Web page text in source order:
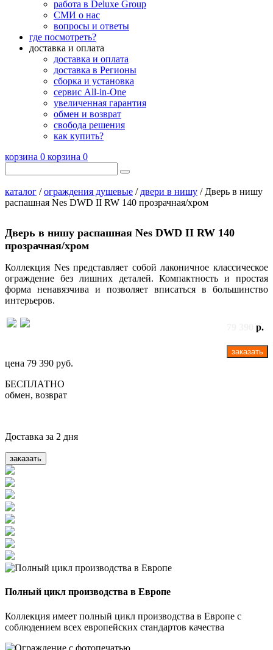
работа в Deluxe Group
СМИ о нас
вопросы и ответы
где посмотреть?
доставка и оплата
доставка и оплата
доставка в Регионы
сборка и установка
сервис All-in-One
увеличенная гарантия
обмен и возврат
свобода решения
как купить?
корзина 0 корзина 0
каталог /ограждения душевые / двери в нишу / Дверь в нишу
распашная Nes DWD II RW 140 прозрачная/хром
Дверь в нишу распашная Nes DWD II RW 140
прозрачная/хром
Коллекция Nes представляет собой лаконичное классическое
ограждение без лишних деталей. Компактность и простая
форма ненавязчива и позволяет вписаться в большинство
интерьеров.
р.
заказать
цена 79 390 руб.
БЕСПЛАТНО
обмен, возврат
Доставка за 2 дня
заказать
Полный цикл производства в Европе
Коллекция имеет полный цикл производства в Европе с
соблюдением всех европейских стандартов качества